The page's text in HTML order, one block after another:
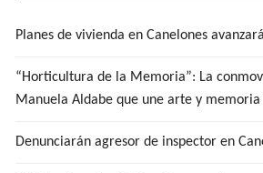
Planes de vivienda en Canelones
“Horticultura de la Memoria”: La
Manuela Aldabe que une arte y memoria
Denunciarán agresor de inspector en